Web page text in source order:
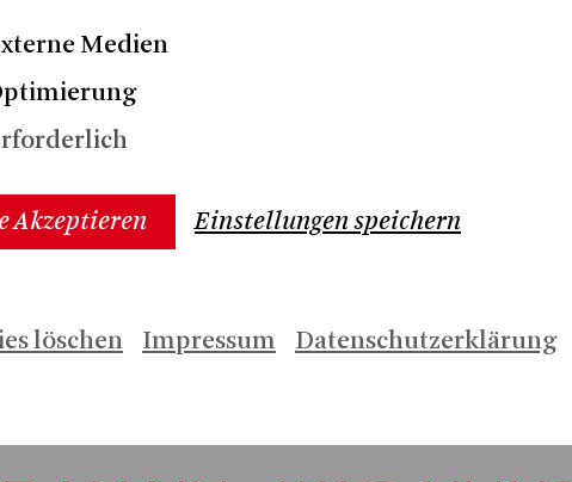
Medien
Akzeptieren Einstellungen speichern
löschen Impressum Datenschutzerklärung